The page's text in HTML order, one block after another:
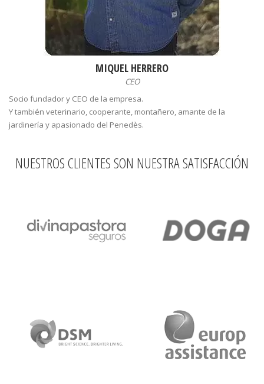
MIQUEL HERRERO
CEO
Socio fundador y CEO de la empresa.
Y también veterinario, cooperante, montañero, amante de la
jardinería y apasionado del Penedès.
NUESTROS CLIENTES SON NUESTRA SATISFACCIÓN